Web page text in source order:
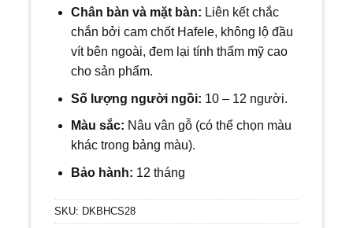
Chân bàn và mặt bàn: Liên kết chắc
chắn bởi cam chốt Hafele, không lộ đầu
vít bên ngoài, đem lại tính thẩm mỹ cao
cho sản phẩm.
Số lượng người ngồi: 10– 12 người.
Màu sắc: Nâu vân gỗ (có thể chọn màu
khác trong bảng màu).
Bảo hành: 12 tháng
SKU: DKBHCS28